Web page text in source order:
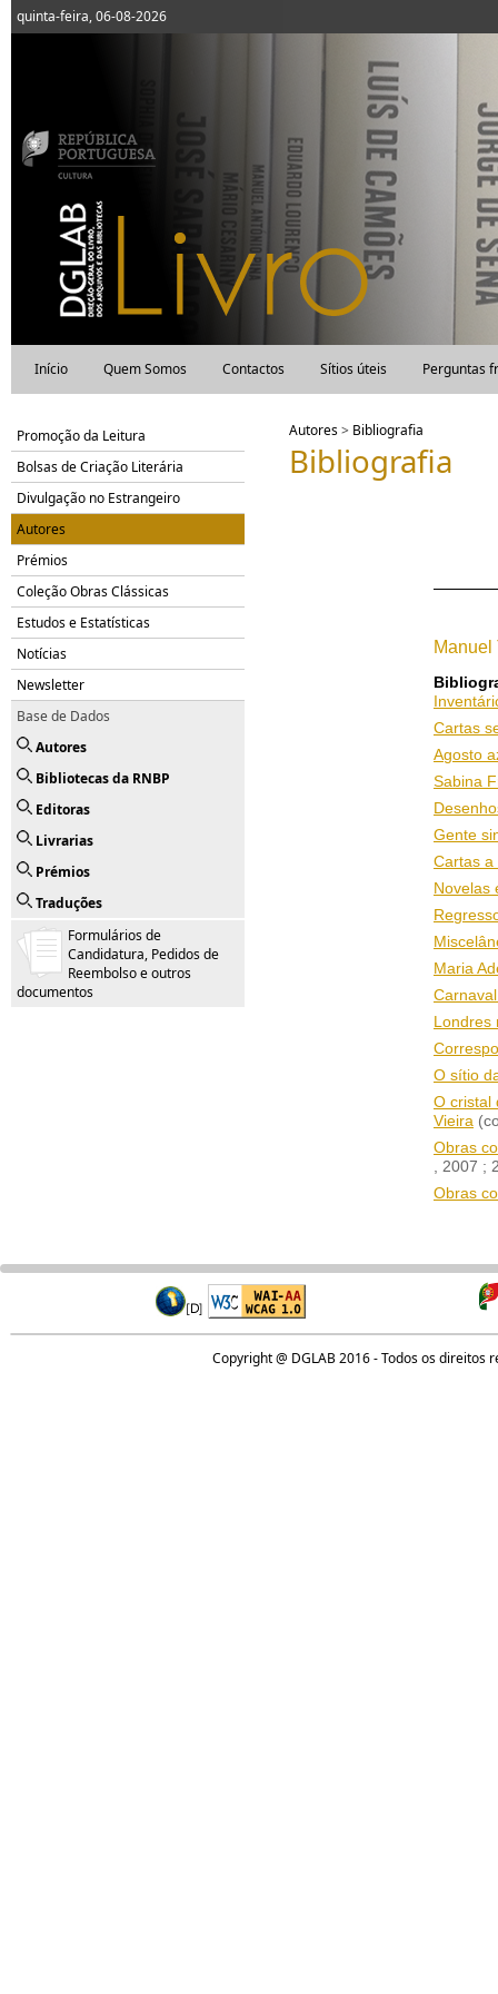
quinta-feira, 06-08-2026
Início Quem Somos Contactos Sítios úteis Perguntas
Promoção da Leitura
Bolsas de Criação Literária
Divulgação no Estrangeiro
Autores
Prémios
Coleção Obras Clássicas
Estudos e Estatísticas
Notícias
Newsletter
Base de Dados
Autores
Bibliotecas da RNBP
Editoras
Livrarias
Prémios
Traduções
Formulários de
Candidatura, Pedidos de
Reembolso e outros
documentos
Autores> Bibliografia
Bibliografia
Manuel
Cartas
Agosto
Sabina
Gente
Cartas a
Novelas
Maria
Londres
O sítio
O cristal
Vieira
Obras
, 2007 ;
Obras
Copyright @ DGLAB 2016 - Todos os